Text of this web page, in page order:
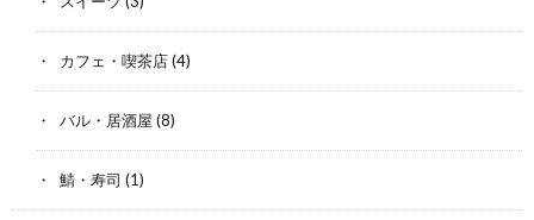
カフェ・喫茶店(4)
バル・居酒屋 (8)
鯖・寿司 (1)